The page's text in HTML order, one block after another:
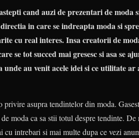
cand auzi de prezentari de moda
in care se indreapta moda si spre
cu real interes. Insa creatorii de
se tot succed mai gresesc si asa se
au venit acele idei si ce utilitate ar
asupra tendintelor din moda.
moda ca sa stii totul despre tendinte. De
cu intrebari si mai multe dupa ce vezi